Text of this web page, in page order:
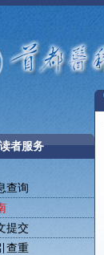
者服务
查询
提交
查重